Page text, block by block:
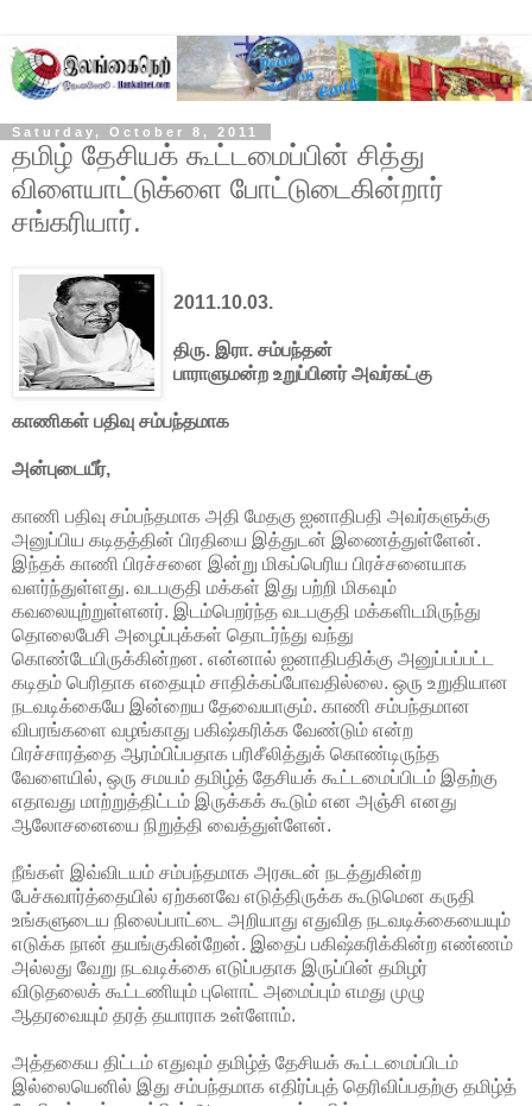
Saturday, October 8, 2011
தமிழ் தேசியக் கூட்டமைப்பின் சித்து
விளையாட்டுக்ளை போட்டுடைகின்றார்
சங்கரியார்.
2011.10.03.
திரு. இரா. சம்பந்தன்
பாராளுமன்ற உறுப்பினர் அவர்கட்கு
காணிகள் பதிவு சம்பந்தமாக
அன்புடையீர்,
காணி பதிவு சம்பந்தமாக அதி மேதகு ஐனாதிபதி அவர்களுக்கு
அனுப்பிய கடிதத்தின் பிரதியை இத்துடன் இணைத்துள்ளேன்.
இந்தக் காணி பிரச்சனை இன்று மிகப்பெரிய பிரச்சனையாக
வளர்ந்துள்ளது. வடபகுதி மக்கள் இது பற்றி மிகவும்
கவலையுற்றுள்ளனர். இடம்பெறர்ந்த வடபகுதி மக்களிடமிருந்து
தொலைபேசி அழைப்புக்கள் தொடர்ந்து வந்து
கொண்டேயிருக்கின்றன. என்னால் ஐனாதிபதிக்கு அனுப்பப்பட்ட
கடிதம் பெரிதாக எதையும் சாதிக்கப்போவதில்லை. ஒரு உறுதியான
நடவடிக்கையே இன்றைய தேவையாகும். காணி சம்பந்தமான
விபரங்களை வழங்காது பகிஷ்கரிக்க வேண்டும் என்ற
பிரச்சாரத்தை ஆரம்பிப்பதாக பரிசீலித்துக் கொண்டிருந்த
வேளையில், ஒரு சமயம் தமிழ்த் தேசியக் கூட்டமைப்பிடம் இதற்கு
எதாவது மாற்றுத்திட்டம் இருக்கக் கூடும் என அஞ்சி எனது
ஆலோசனையை நிறுத்தி வைத்துள்ளேன்.
நீங்கள் இவ்விடயம் சம்பந்தமாக அரசுடன் நடத்துகின்ற
பேச்சுவார்த்தையில் ஏற்கனவே எடுத்திருக்க கூடுமென கருதி
உங்களுடைய நிலைப்பாட்டை அறியாது எதுவித நடவடிக்கையையும்
எடுக்க நான் தயங்குகின்றேன். இதைப் பகிஷ்கரிக்கின்ற எண்ணம்
அல்லது வேறு நடவடிக்கை எடுப்பதாக இருப்பின் தமிழர்
விடுதலைக் கூட்டணியும் புளொட் அமைப்பும் எமது முழு
ஆதரவையும் தரத் தயாராக உள்ளோம்.
அத்தகைய திட்டம் எதுவும் தமிழ்த் தேசியக் கூட்டமைப்பிடம்
இல்லையெனில் இது சம்பந்தமாக எதிர்ப்புத் தெரிவிப்பதற்கு தமிழ்த்